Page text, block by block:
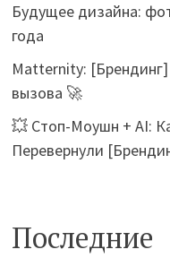
Будущее дизайна:
года
Matternity:
вызова 🚀
💥 Стоп-Моушн + AI:
Перевернули
Последние